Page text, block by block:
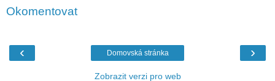
Okomentovat
‹ ›
Domovská stránka
Zobrazit verzi pro web